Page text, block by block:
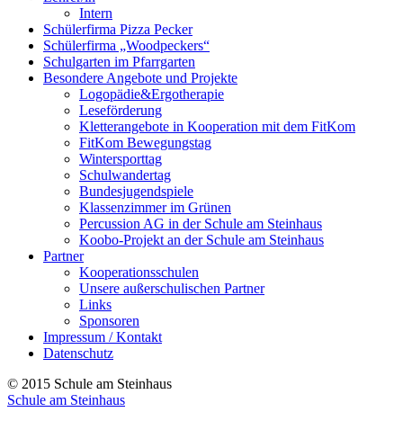
Intern
Schülerfirma Pizza Pecker
Schülerfirma „Woodpeckers“
Schulgarten im Pfarrgarten
Besondere Angebote und Projekte
Logopädie&Ergotherapie
Leseförderung
Kletterangebote in Kooperation mit dem FitKom
FitKom Bewegungstag
Wintersporttag
Schulwandertag
Bundesjugendspiele
Klassenzimmer im Grünen
Percussion AG in der Schule am Steinhaus
Koobo-Projekt an der Schule am Steinhaus
Partner
Kooperationsschulen
Unsere außerschulischen Partner
Links
Sponsoren
Impressum / Kontakt
Datenschutz
© 2015 Schule am Steinhaus
Schule am Steinhaus